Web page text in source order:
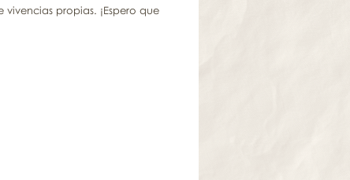
propias. ¡Espero que